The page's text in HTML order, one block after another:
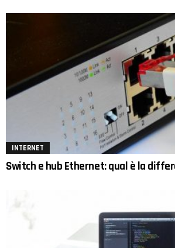
INTERNET
Switch e hub Ethernet: qual è la